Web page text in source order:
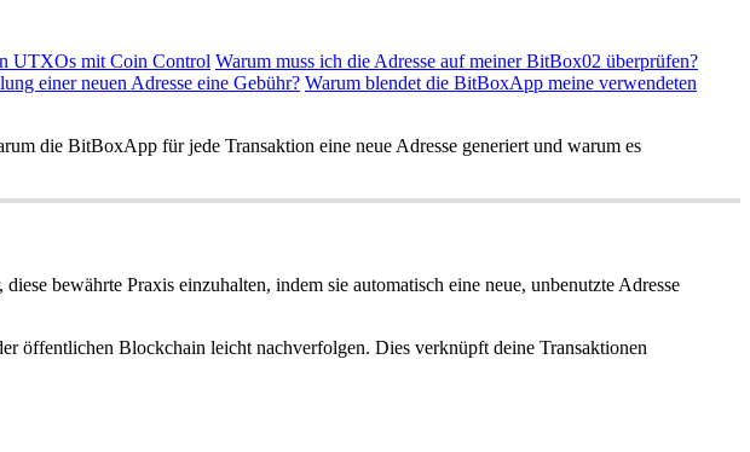
UTXOs mit Coin Control Warum muss ich die Adresse auf meiner BitBox02 überprüfen?
einer neuen Adresse eine Gebühr? Warum blendet die BitBoxApp meine verwendeten
die BitBoxApp für jede Transaktion eine neue Adresse generiert und warum es
bewährte Praxis einzuhalten, indem sie automatisch eine neue, unbenutzte Adresse
öffentlichen Blockchain leicht nachverfolgen. Dies verknüpft deine Transaktionen